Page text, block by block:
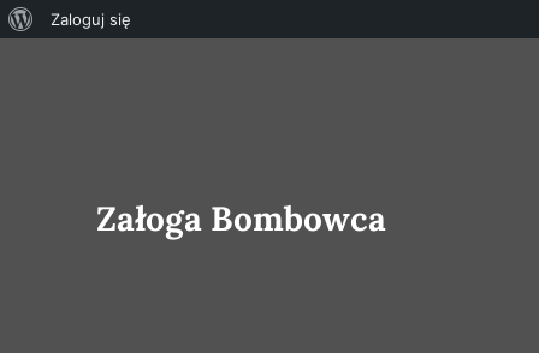
Zaloguj się
Załoga Bombowca